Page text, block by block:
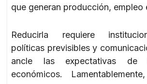
que generan producción, empleo
Reducirla requiere
políticas previsibles y
ancle las expectativas de
económicos.